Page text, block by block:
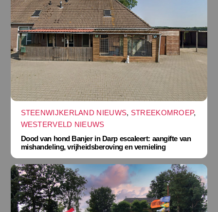
STEENWIJKERLAND NIEUWS, STREEKOMROEP,
WESTERVELD NIEUWS
Dood van hond Banjer in Darp escaleert: aangifte van
mishandeling, vrijheidsberoving en vernieling